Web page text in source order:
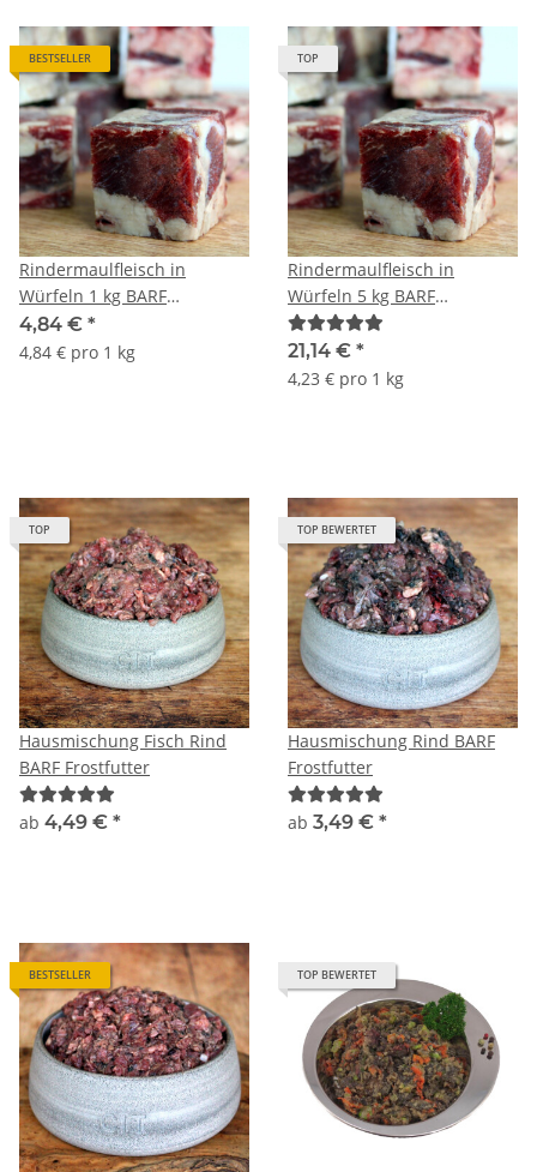
BESTSELLER
Rindermaulfleisch in
Würfeln 1 kg BARF
Frostfutter
4,84 € *
4,84 € pro 1 kg
TOP
Rindermaulfleisch in
Würfeln 5 kg BARF
Frostfutter
21,14 € *
4,23 € pro 1 kg
TOP
Hausmischung Fisch Rind
BARF Frostfutter
ab 4,49 € *
TOP BEWERTET
Hausmischung Rind BARF
Frostfutter
ab 3,49 € *
BESTSELLER TOP BEWERTET